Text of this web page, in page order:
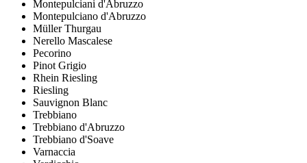
Montepulciani d'Abruzzo
Montepulciano d'Abruzzo
Müller Thurgau
Nerello Mascalese
Pecorino
Pinot Grigio
Rhein Riesling
Riesling
Sauvignon Blanc
Trebbiano
Trebbiano d'Abruzzo
Trebbiano d'Soave
Varnaccia